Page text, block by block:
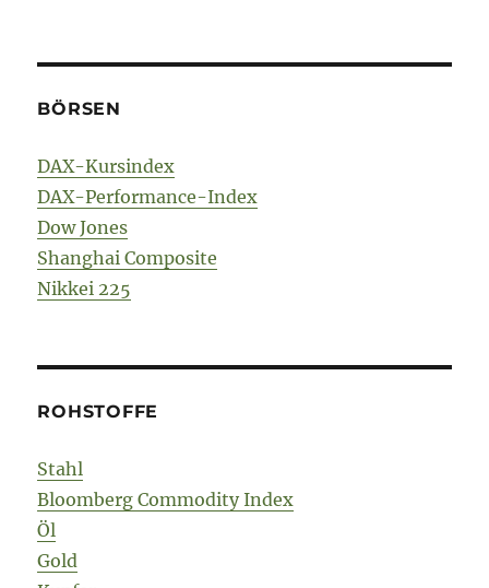
BÖRSEN
DAX-Kursindex
DAX-Performance-Index
Dow Jones
Shanghai Composite
Nikkei 225
ROHSTOFFE
Stahl
Bloomberg Commodity Index
Öl
Gold